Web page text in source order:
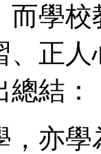
而學
、正
結：
學為